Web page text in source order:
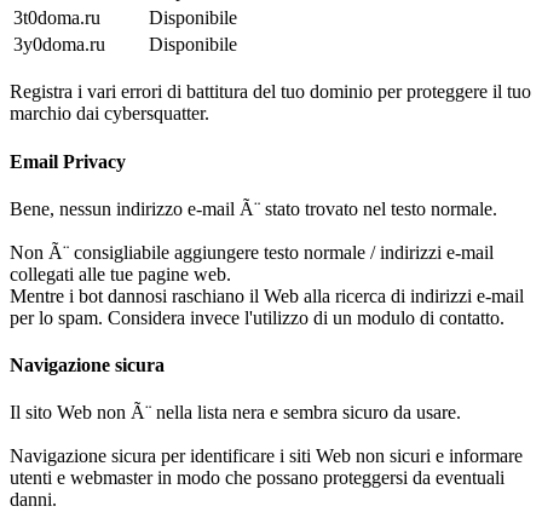
3t0doma.ru
Disponibile
3y0doma.ru
Disponibile
Registra i vari errori di battitura del tuo dominio per proteggere il tuo
marchio dai cybersquatter.
Email Privacy
Bene, nessun indirizzo e-mail Ã¨ stato trovato nel testo normale.
Non Ã¨ consigliabile aggiungere testo normale / indirizzi e-mail
collegati alle tue pagine web.
Mentre i bot dannosi raschiano il Web alla ricerca di indirizzi e-mail
per lo spam. Considera invece l'utilizzo di un modulo di contatto.
Navigazione sicura
Il sito Web non Ã¨ nella lista nera e sembra sicuro da usare.
Navigazione sicura per identificare i siti Web non sicuri e informare
utenti e webmaster in modo che possano proteggersi da eventuali
danni.